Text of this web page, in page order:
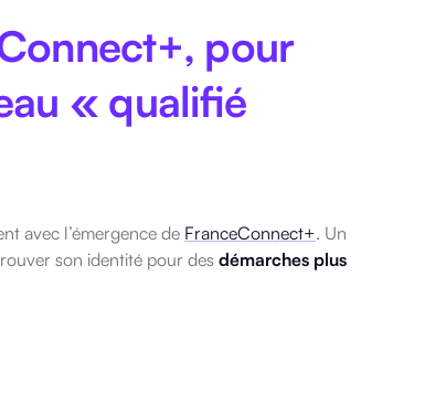
pour
« qualifié
avec l’émergence de FranceConnect+. Un
son identité pour des démarches plus